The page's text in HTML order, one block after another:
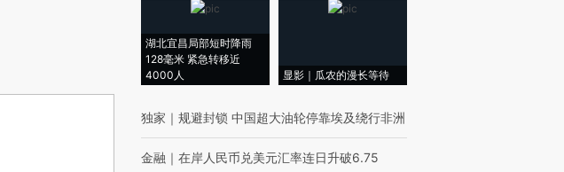
湖北宜昌局部短时降雨
128毫米 紧急转移近
4000人
显影｜瓜农的漫长等待
独家 ｜ 规避封锁 中国超大油轮停靠埃及绕行非洲
金融 ｜ 在岸人民币兑美元汇率连日升破6.75